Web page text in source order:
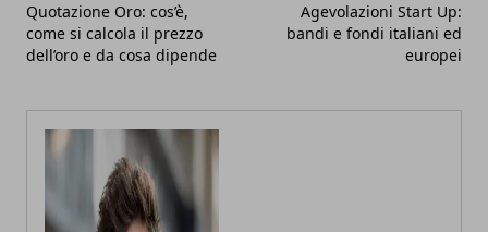
Quotazione Oro: cos’è,
come si calcola il prezzo
dell’oro e da cosa dipende
Agevolazioni Start Up:
bandi e fondi italiani ed
europei